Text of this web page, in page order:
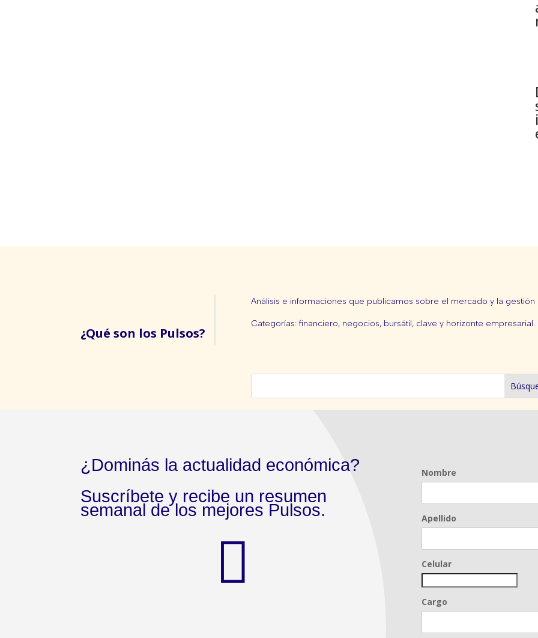
¿Qué son los Pulsos?
Análisis e informaciones que publicamos sobre el mercado y la gestión
Categorías: financiero, negocios, bursátil, clave y horizonte empresarial.
¿Dominás la actualidad económica?
Suscríbete y recibe un resumen
semanal de los mejores Pulsos.

Nombre
Apellido
Celular
Cargo